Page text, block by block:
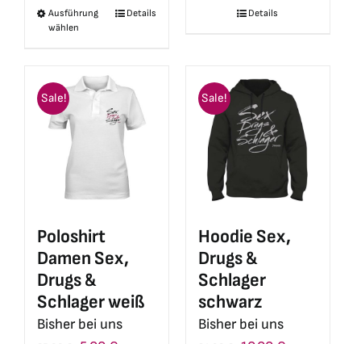
21,90 €5,00 €.
Ausführung
wählen
Dieses
mehrere
Varianten
auf.
Optionen
können
der
Produktseite
gewählt
werden
Details
21,90 €5,00 €.
Details
Sale!
Poloshirt
Damen Sex,
Drugs &
Schlager weiß
Bisher bei uns
Sale!
Hoodie Sex,
Drugs &
Schlager
schwarz
Bisher bei uns